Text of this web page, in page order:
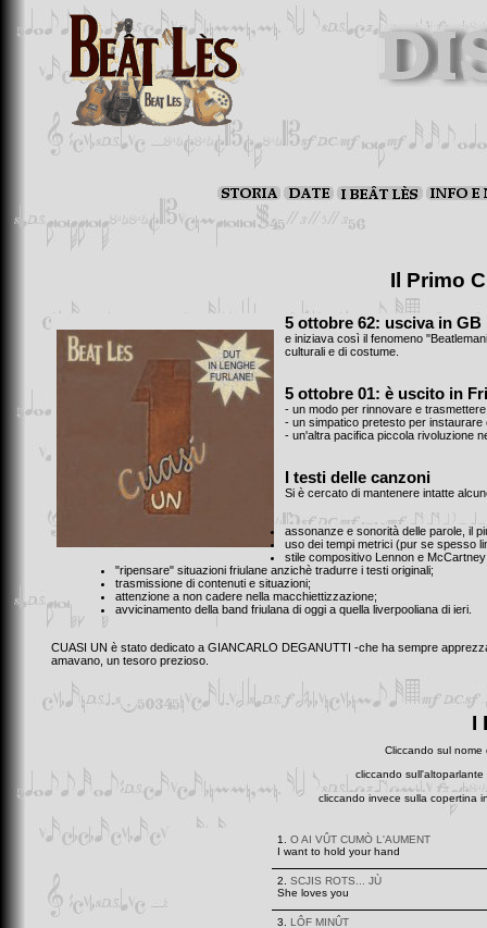
Il Primo
5 ottobre 62: usciva in
e iniziava così il fenomeno
culturali e di costume.
5 ottobre 01: è uscito in
- un modo per rinnovare e
- un simpatico pretesto per instaurare
- un'altra pacifica piccola rivoluzione
I testi delle canzoni
Si è cercato di mantenere intatte
assonanze e sonorità delle parole, il
uso dei tempi metrici (pur se spesso
stile compositivo Lennon e
"ripensare" situazioni friulane anzichè tradurre i testi originali;
trasmissione di contenuti e situazioni;
attenzione a non cadere nella macchiettizzazione;
avvicinamento della band friulana di oggi a quella liverpooliana di ieri.
CUASI UN è stato dedicato a GIANCARLO DEGANUTTI -che ha sempre
amavano, un tesoro prezioso.
I
Cliccando sul
cliccando
cliccando invece sulla copertina
1.O AI VÛT CUMÒ L'AUMENT
I want to hold your hand
2.SCJIS ROTS... JÙ
She loves you
3.LÔF MINÛT